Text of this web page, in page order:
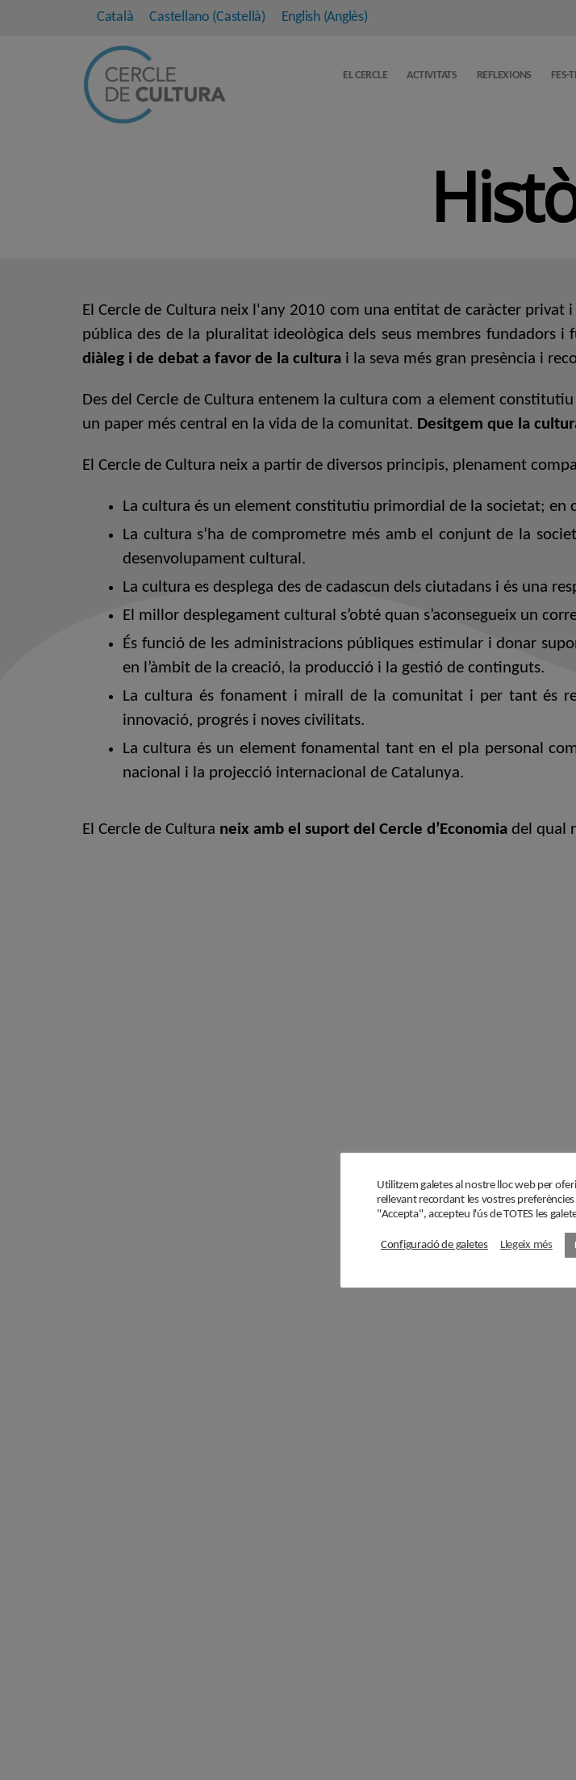
Català Castellano (Castellà) English(Anglès)
EL CERCLE ACTIVITATS REFLEXIONS FES-
El Cercle de Cultura neix l'any 2010 com una entitat de caràcter
pública des de la pluralitat ideològica dels seus membres fundadors i
diàleg i de debat a favor de la cultura i la seva més gran presència i
Des del Cercle de Cultura entenem la cultura com a element
un paper més central en la vida de la comunitat. Desitgem que la
El Cercle de Cultura neix a partir de diversos principis, plenament
La cultura és un element constitutiu primordial de la societat; en
La cultura s’ha de comprometre més amb el conjunt de la
desenvolupament cultural.
La cultura es desplega des de cadascun dels ciutadans i és una
El millor desplegament cultural s’obté quan s’aconsegueix un
És funció de les administracions públiques estimular i donar
en l’àmbit de la creació, la producció i la gestió de continguts.
La cultura és fonament i mirall de la comunitat i per tant és
innovació, progrés i noves civilitats.
La cultura és un element fonamental tant en el pla personal
nacional i la projecció internacional de Catalunya.
El Cercle de Cultura neix amb el suport del Cercle d’Economia del qual
Utilitzem galetes al nostre lloc web per
rellevant recordant les vostres
"Accepta", accepteu l'ús de TOTES les
Configuració de galetes Llegeix més